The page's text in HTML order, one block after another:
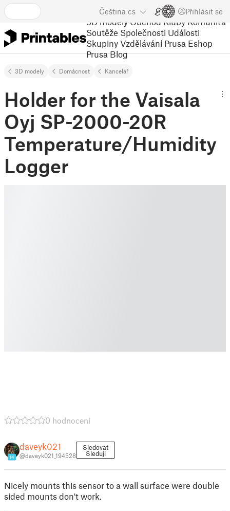
Čeština cs Přihlásit se
3D modely Obchod Kluby Komunita
Soutěže Společnosti Události
Skupiny Vzdělávání Prusa Eshop
Prusa Blog
3D modely Domácnost Kancelář
Holder for the Vaisala
Oyj SP-2000-20R
Temperature/Humidity
Logger
0 hodnocení
14
daveyk021
@daveyk021_194528
Sledovat
Sleduji
Nicely mounts this sensor to a wall surface were double
sided mounts don't work.